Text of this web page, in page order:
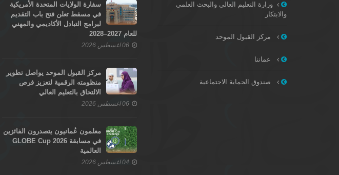
وزارة التعليم العالي والبحث العلمي
والابتكار
مركز القبول الموحد
عماننا
صندوق الحماية الاجتماعية
سفارة الولايات المتحدة الأمريكية
في مسقط تعلن فتح باب التقديم
لبرامج التبادل الأكاديمي والمهني
للعام 2027–2028
06 اغسطس 2026
مركز القبول الموحد يواصل تطوير
منظومته الرقمية لتعزيز فرص
الالتحاق بالتعليم العالي
06 اغسطس 2026
معلمون عُمانيون يتصدرون الفائزين
في مسابقة GLOBE Cup 2026
العالمية
04 اغسطس 2026